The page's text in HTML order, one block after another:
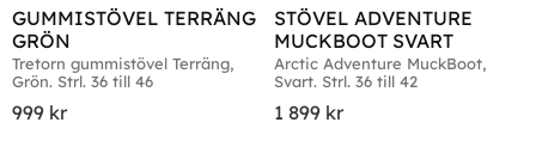
GUMMISTÖVEL TERRÄNG
GRÖN
Tretorn gummistövel Terräng,
Grön. Strl. 36 till 46
999 kr
STÖVEL ADVENTURE
MUCKBOOT SVART
Arctic Adventure MuckBoot,
Svart. Strl. 36 till 42
1 899 kr